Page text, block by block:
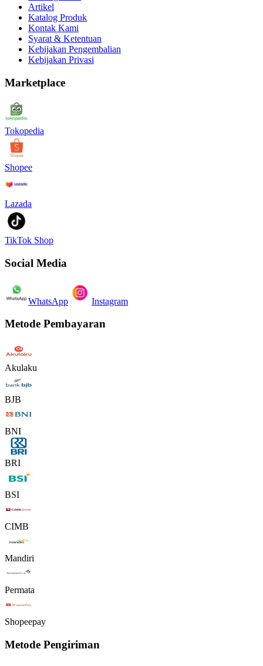
Artikel
Katalog Produk
Kontak Kami
Syarat & Ketentuan
Kebijakan Pengembalian
Kebijakan Privasi
Marketplace
Tokopedia
Shopee
Lazada
TikTok Shop
Social Media
WhatsApp Instagram
Metode Pembayaran
Akulaku
BJB
BNI
BRI
BSI
CIMB
Mandiri
Permata
Shopeepay
Metode Pengiriman